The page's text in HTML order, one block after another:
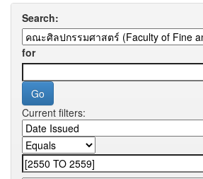
Search:
for
Current filters: